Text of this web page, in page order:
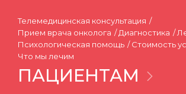
Телемедицинская консультация
Прием врача онколога
Диагностика
Психологическая помощь
Стоимость
Что мы лечим
ПАЦИЕНТАМ